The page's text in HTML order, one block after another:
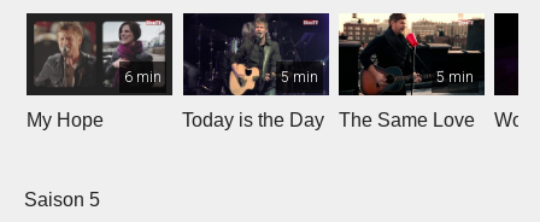
6 min
My Hope
5 min
Today is the Day
5 min
The Same Love
Saison 5